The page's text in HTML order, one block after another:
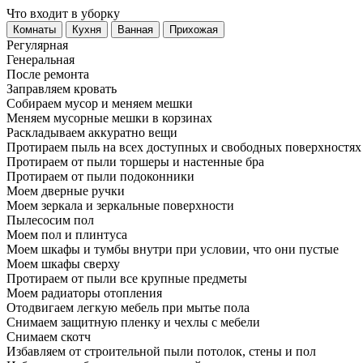
Что входит в уборку
Регу­лярная
Гене­ральная
После ремонта
Заправляем кровать
Собираем мусор и меняем мешки
Меняем мусорные мешки в корзинах
Раскладываем аккуратно вещи
Протираем пыль на всех доступных и свободных поверхностях
Протираем от пыли торшеры и настенные бра
Протираем от пыли подоконники
Моем дверные ручки
Моем зеркала и зеркальные поверхности
Пылесосим пол
Моем пол и плинтуса
Моем шкафы и тумбы внутри при условии, что они пустые
Моем шкафы сверху
Протираем от пыли все крупные предметы
Моем радиаторы отопления
Отодвигаем легкую мебель при мытье пола
Снимаем защитную пленку и чехлы с мебели
Снимаем скотч
Избавляем от строительной пыли потолок, стены и пол